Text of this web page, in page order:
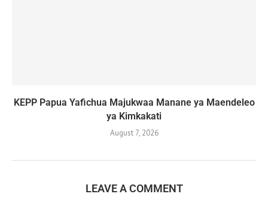
KEPP Papua Yafichua Majukwaa Manane ya Maendeleo
ya Kimkakati
August 7, 2026
LEAVE A COMMENT